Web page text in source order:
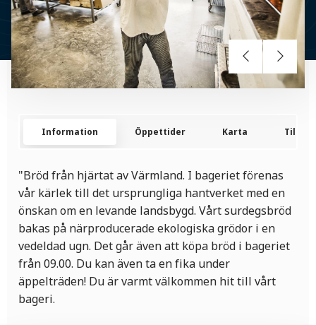
Information Öppettider Karta
"Bröd från hjärtat av Värmland. I bageriet förenas
vår kärlek till det ursprungliga hantverket med en
önskan om en levande landsbygd. Vårt surdegsbröd
bakas på närproducerade ekologiska grödor i en
vedeldad ugn. Det går även att köpa bröd i bageriet
från 09.00. Du kan även ta en fika under
äppelträden! Du är varmt välkommen hit till vårt
bageri.